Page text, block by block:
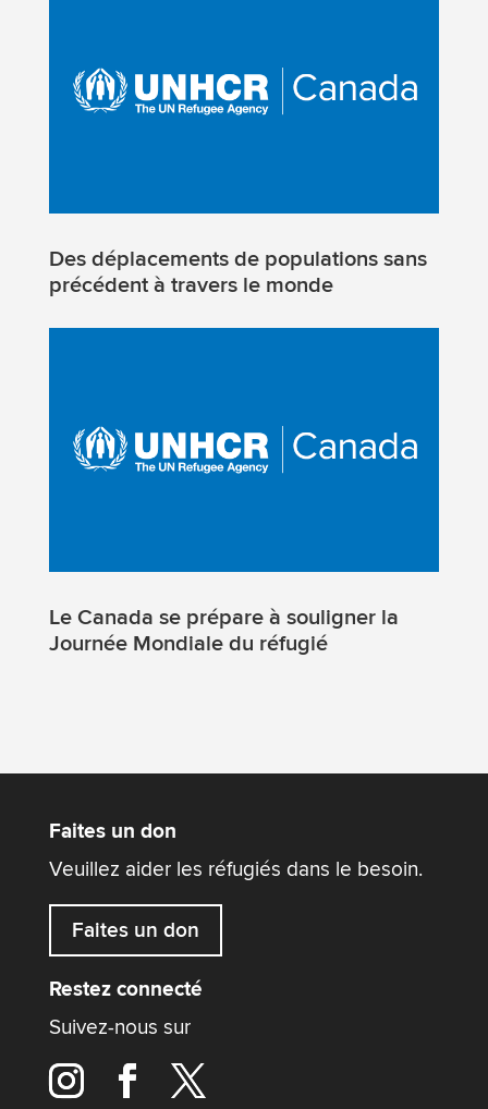
Des déplacements de populations sans
précédent à travers le monde
Le Canada se prépare à souligner la
Journée Mondiale du réfugié
Faites un don
Veuillez aider les réfugiés dans le besoin.
Faites un don
Restez connecté
Suivez-nous sur